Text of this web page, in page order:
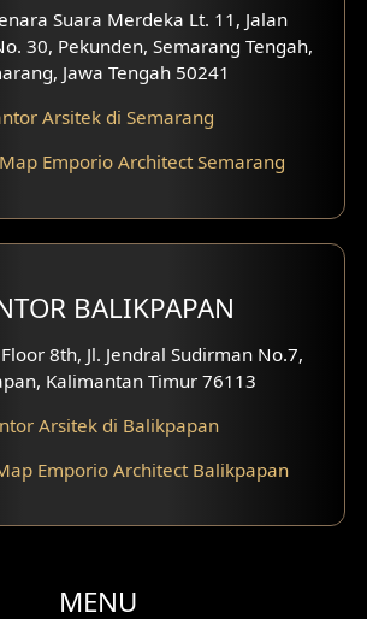
Scandinavian
Tradisional
Santorini
Villa Bali
Suara Merdeka Lt. 11, Jalan
30, Pekunden, Semarang Tengah,
Jawa Tengah 50241
Arsitek di Semarang
Emporio Architect Semarang
BALIKPAPAN
8th, Jl. Jendral Sudirman No.7,
Kalimantan Timur 76113
Arsitek di Balikpapan
Emporio Architect Balikpapan
MENU